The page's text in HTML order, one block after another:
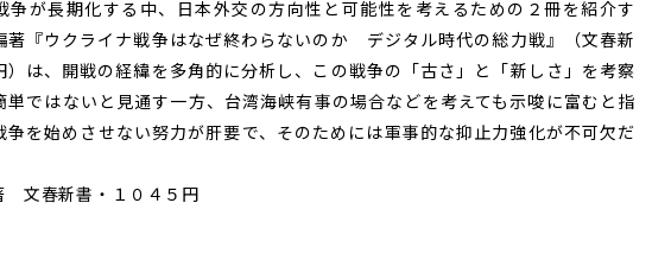
が長期化する中、日本外交の方向性と可能性を考えるための２冊を紹介す
著『ウクライナ戦争はなぜ終わらないのか デジタル時代の総力戦』（文春新
）は、開戦の経緯を多角的に分析し、この戦争の「古さ」と「新しさ」を考察
単ではないと見通す一方、台湾海峡有事の場合などを考えても示唆に富むと指
争を始めさせない努力が肝要で、そのためには軍事的な抑止力強化が不可欠だ
文春新書・１０４５円